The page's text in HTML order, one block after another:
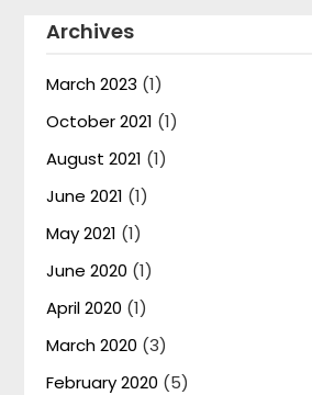
Archives
March 2023 (1)
October 2021 (1)
August 2021 (1)
June 2021 (1)
May 2021 (1)
June 2020 (1)
April 2020 (1)
March 2020 (3)
February 2020 (5)